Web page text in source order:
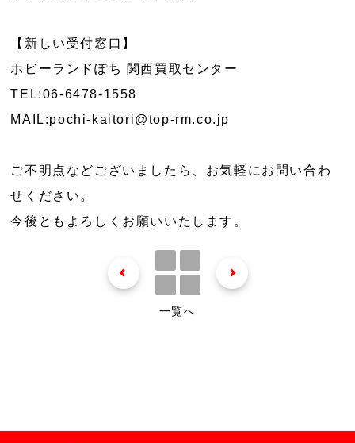
【新しい受付窓口】
ホビーランドぽち 関西買取センター
TEL:06-6478-1558
MAIL:pochi-kaitori@top-rm.co.jp
ご不明点などございましたら、お気軽にお問い合わ
せください。
今後ともよろしくお願いいたします。
一覧へ